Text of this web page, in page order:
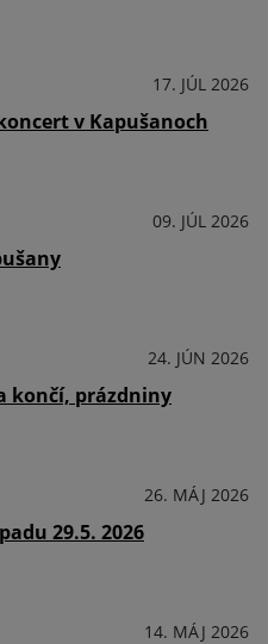
17. JÚL 2026
v Kapušanoch
09. JÚL 2026
24. JÚN 2026
končí, prázdniny
26. MÁJ 2026
29.5. 2026
14. MÁJ 2026